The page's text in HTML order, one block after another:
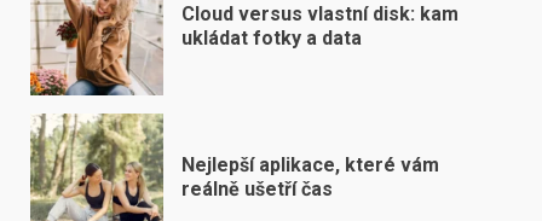
Cloud versus vlastní disk: kam
ukládat fotky a data
Nejlepší aplikace, které vám
reálně ušetří čas